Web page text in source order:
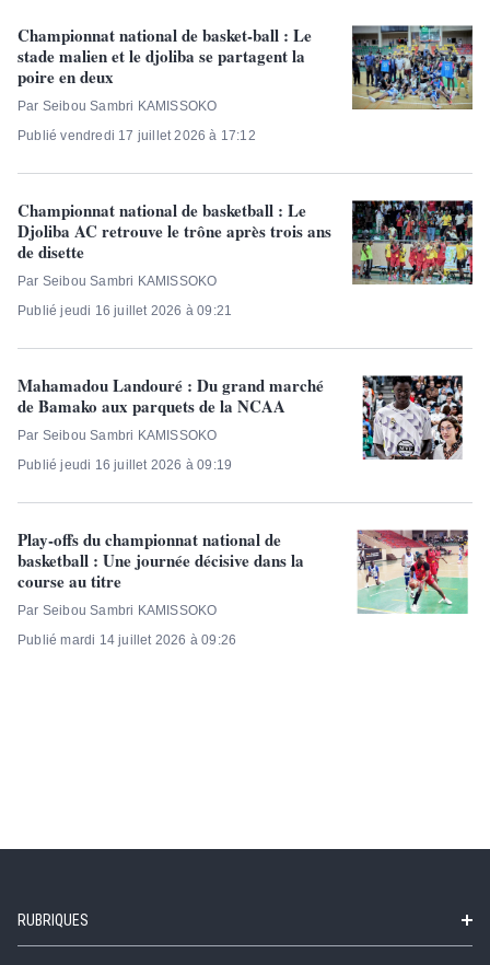
Championnat national de basket-ball : Le
stade malien et le djoliba se partagent la
poire en deux
Par Seibou Sambri KAMISSOKO
Publié vendredi 17 juillet 2026 à 17:12
Championnat national de basketball : Le
Djoliba AC retrouve le trône après trois ans
de disette
Par Seibou Sambri KAMISSOKO
Publié jeudi 16 juillet 2026 à 09:21
Mahamadou Landouré : Du grand marché
de Bamako aux parquets de la NCAA
Par Seibou Sambri KAMISSOKO
Publié jeudi 16 juillet 2026 à 09:19
Play-offs du championnat national de
basketball : Une journée décisive dans la
course au titre
Par Seibou Sambri KAMISSOKO
Publié mardi 14 juillet 2026 à 09:26
RUBRIQUES